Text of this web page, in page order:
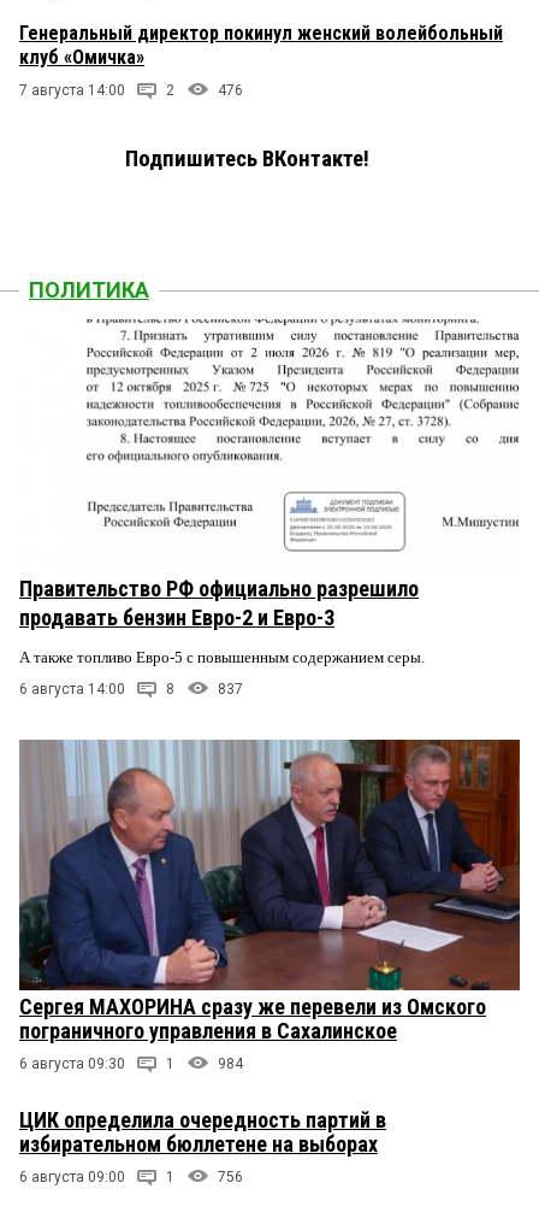
Генеральный директор покинул женский волейбольный
клуб «Омичка»
7 августа 14:00 2 476
Подпишитесь ВКонтакте!
ПОЛИТИКА
Правительство РФ официально разрешило
продавать бензин Евро-2 и Евро-3
А также топливо Евро-5 с повышенным содержанием серы.
6 августа 14:00 8 837
Сергея МАХОРИНА сразу же перевели из Омского
пограничного управления в Сахалинское
6 августа 09:30 1 984
ЦИК определила очередность партий в
избирательном бюллетене на выборах
6 августа 09:00 1 756